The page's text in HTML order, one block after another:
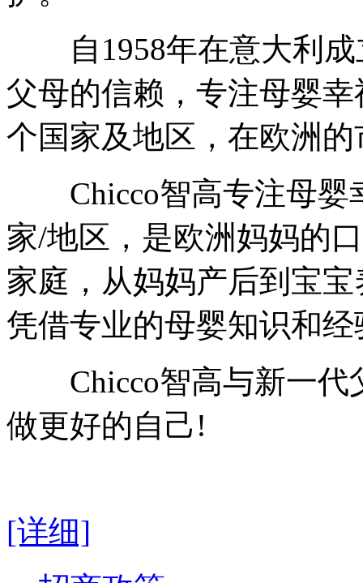
自1958年在意大利成
父母的信赖，专注母婴
个国家及地区，在欧洲
Chicco智高专注母婴
家/地区，是欧洲妈妈的
家庭，从妈妈产后到宝
凭借专业的母婴知识和
Chicco智高与新一代
做更好的自己!
[详细]